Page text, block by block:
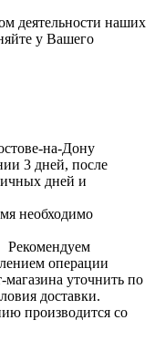
деятельности наших
у Вашего
на-Дону
3 дней, после
дней и
необходимо
операции
уточнить по
доставки.
производится со